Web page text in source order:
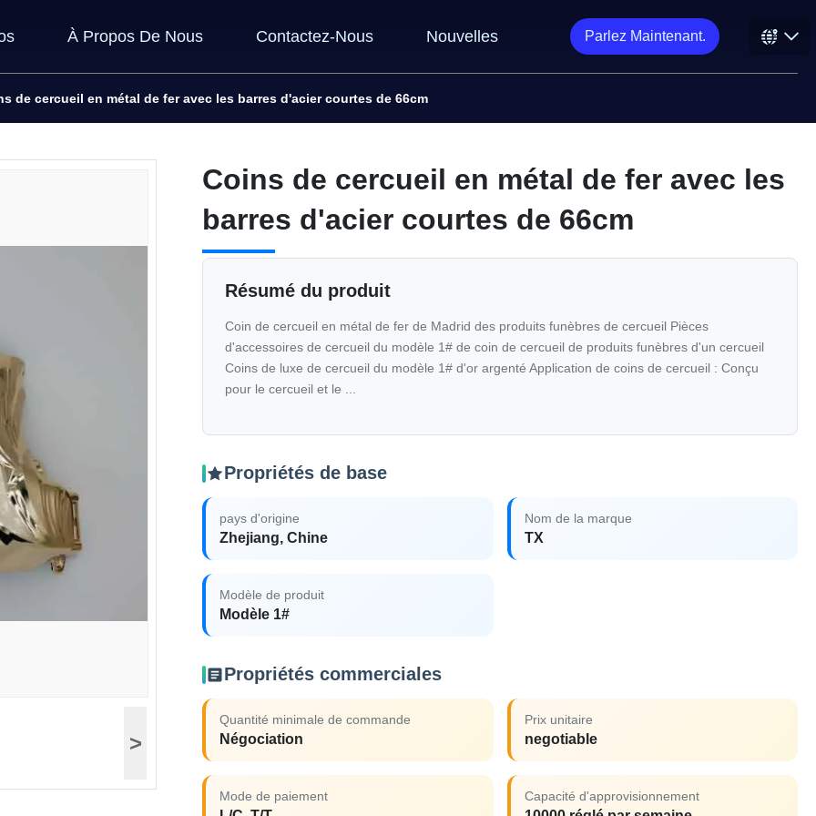
À Propos De Nous Contactez-Nous Nouvelles Parlez Maintenant.
de cercueil en métal de fer avec les barres d'acier courtes de 66cm
>
Coins de cercueil en métal de fer avec les
barres d'acier courtes de 66cm
Résumé du produit
Coin de cercueil en métal de fer de Madrid des produits funèbres de cercueil Pièces
d'accessoires de cercueil du modèle 1# de coin de cercueil de produits funèbres d'un cercueil
Coins de luxe de cercueil du modèle 1# d'or argenté Application de coins de cercueil : Conçu
pour le cercueil et le ...
Propriétés de base
pays d'origine
Zhejiang, Chine
Nom de la marque
TX
Modèle de produit
Modèle 1#
Propriétés commerciales
Quantité minimale de commande
Négociation
Prix unitaire
negotiable
Mode de paiement Capacité d'approvisionnement